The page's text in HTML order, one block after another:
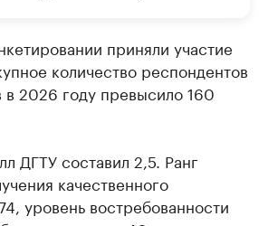
приняли участие
количество респондентов
в 2026 году превысило 160
ДГТУ составил 2,5. Ранг
качественного
уровень востребованности